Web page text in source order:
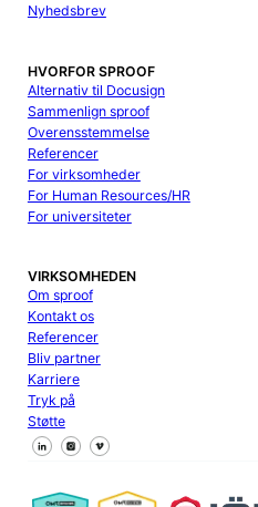
Nyhedsbrev
HVORFOR SPROOF
Alternativ til Docusign
Sammenlign sproof
Overensstemmelse
Referencer
For virksomheder
For Human Resources/HR
For universiteter
VIRKSOMHEDEN
Om sproof
Kontakt os
Referencer
Bliv partner
Karriere
Tryk på
Støtte
Følg os på Facebook
Følg os på X
Følg os på LinkedIn